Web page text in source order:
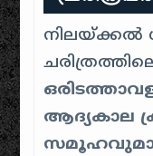
നിലയ്ക്കൽ
ആദ്യകാല